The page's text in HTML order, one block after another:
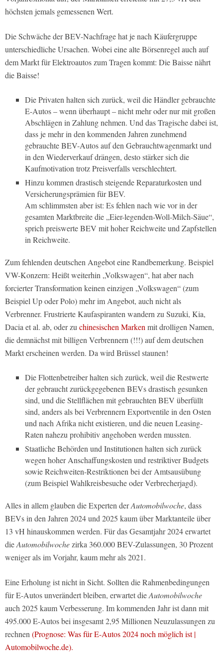
höchsten jemals gemessenen Wert.
Die Schwäche der BEV-Nachfrage hat je nach Käufergruppe
unterschiedliche Ursachen. Wobei eine alte Börsenregel auch auf
dem Markt für Elektroautos zum Tragen kommt: Die Baisse nährt
die Baisse!
Die Privaten halten sich zurück, weil die Händler gebrauchte
E-Autos – wenn überhaupt – nicht mehr oder nur mit großen
Abschlägen in Zahlung nehmen. Und das Tragische dabei ist,
dass je mehr in den kommenden Jahren zunehmend
gebrauchte BEV-Autos auf den Gebrauchtwagenmarkt und
in den Wiederverkauf drängen, desto stärker sich die
Kaufmotivation trotz Preisverfalls verschlechtert.
Hinzu kommen drastisch steigende Reparaturkosten und
Versicherungsprämien für BEV.
Am schlimmsten aber ist: Es fehlen nach wie vor in der
gesamten Marktbreite die „Eier-legenden-Woll-Milch-Säue“,
sprich preiswerte BEV mit hoher Reichweite und Zapfstellen
in Reichweite.
Zum fehlenden deutschen Angebot eine Randbemerkung. Beispiel
VW-Konzern: Heißt weiterhin „Volkswagen“, hat aber nach
forcierter Transformation keinen einzigen „Volkswagen“ (zum
Beispiel Up oder Polo) mehr im Angebot, auch nicht als
Verbrenner. Frustrierte Kaufaspiranten wandern zu Suzuki, Kia,
Dacia et al. ab, oder zuchinesischen Markenmit drolligen Namen,
die demnächst mit billigen Verbrennern (!!!) auf dem deutschen
Markt erscheinen werden. Da wird Brüssel staunen!
Die Flottenbetreiber halten sich zurück, weil die Restwerte
der gebraucht zurückgegebenen BEVs drastisch gesunken
sind, und die Stellflächen mit gebrauchten BEV überfüllt
sind, anders als bei Verbrennern Exportventile in den Osten
und nach Afrika nicht existieren, und die neuen Leasing-
Raten nahezu prohibitiv angehoben werden mussten.
Staatliche Behörden und Institutionen halten sich zurück
wegen hoher Anschaffungskosten und restriktiver Budgets
sowie Reichweiten-Restriktionen bei der Amtsausübung
(zum Beispiel Wahlkreisbesuche oder Verbrecherjagd).
Alles in allem glauben die Experten derAutomobilwoche, dass
BEVs in den Jahren 2024 und 2025 kaum über Marktanteile über
13 vH hinauskommen werden. Für das Gesamtjahr 2024 erwartet
dieAutomobilwochezirka 360.000 BEV-Zulassungen, 30 Prozent
weniger als im Vorjahr, kaum mehr als 2021.
Eine Erholung ist nicht in Sicht. Sollten die Rahmenbedingungen
für E-Autos unverändert bleiben, erwartet dieAutomobilwoche
auch 2025 kaum Verbesserung. Im kommenden Jahr ist dann mit
495.000 E-Autos bei insgesamt 2,95 Millionen Neuzulassungen zu
rechnen(Prognose: Was für E-Autos 2024 noch möglich ist |
Automobilwoche.de).